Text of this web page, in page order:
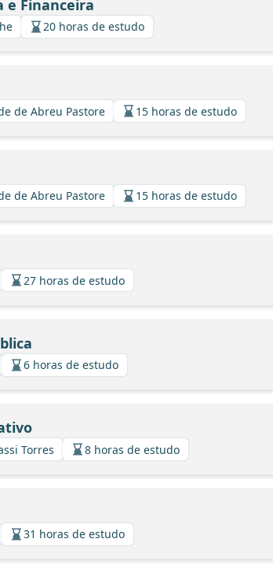
e Financeira
20 horas de estudo
de Abreu Pastore 15 horas de estudo
de Abreu Pastore 15 horas de estudo
27 horas de estudo
6 horas de estudo
Torres 8 horas de estudo
31 horas de estudo